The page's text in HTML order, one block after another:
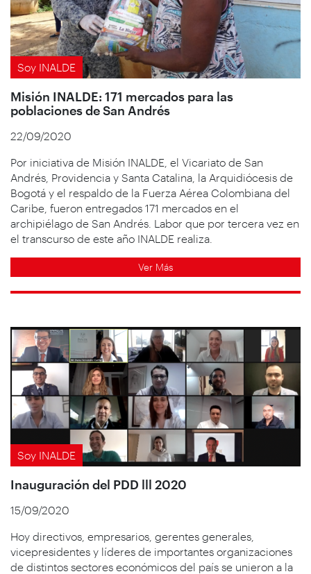
Soy INALDE
Misión INALDE: 171 mercados para las
poblaciones de San Andrés
22/09/2020
Por iniciativa de Misión INALDE, el Vicariato de San
Andrés, Providencia y Santa Catalina, la Arquidiócesis de
Bogotá y el respaldo de la Fuerza Aérea Colombiana del
Caribe, fueron entregados 171 mercados en el
archipiélago de San Andrés. Labor que por tercera vez en
el transcurso de este año INALDE realiza.
Ver Más
Soy INALDE
Inauguración del PDD lll 2020
15/09/2020
Hoy directivos, empresarios, gerentes generales,
vicepresidentes y líderes de importantes organizaciones
de distintos sectores económicos del país se unieron a la